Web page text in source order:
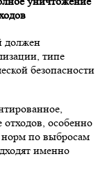
должен
типе
безопасности
отходов, особенно
по выбросам
именно